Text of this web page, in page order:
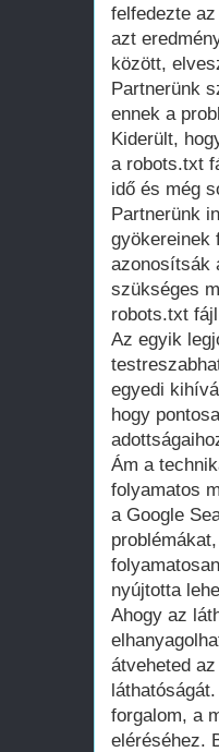
felfedezte
azt
között,
Partnerünk
ennek a
Kiderült,
a robots.txt
idő és még
Partnerünk
gyökereinek
azonosítsák
szükséges
robots.txt
Az egyik
egyedi
hogy
Ám a
folyamatos
a Google
nyújtotta
Ahogy az
átveheted
forgalom, a
eléréséhez.